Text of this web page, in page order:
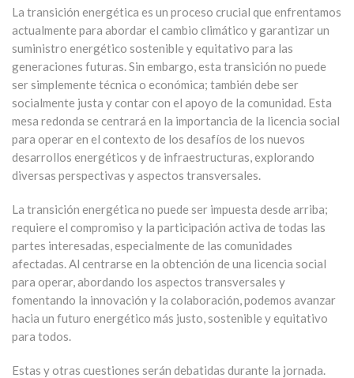
La transición energética es un proceso crucial que enfrentamos
actualmente para abordar el cambio climático y garantizar un
suministro energético sostenible y equitativo para las
generaciones futuras. Sin embargo, esta transición no puede
ser simplemente técnica o económica; también debe ser
socialmente justa y contar con el apoyo de la comunidad. Esta
mesa redonda se centrará en la importancia de la licencia social
para operar en el contexto de los desafíos de los nuevos
desarrollos energéticos y de infraestructuras, explorando
diversas perspectivas y aspectos transversales.
La transición energética no puede ser impuesta desde arriba;
requiere el compromiso y la participación activa de todas las
partes interesadas, especialmente de las comunidades
afectadas. Al centrarse en la obtención de una licencia social
para operar, abordando los aspectos transversales y
fomentando la innovación y la colaboración, podemos avanzar
hacia un futuro energético más justo, sostenible y equitativo
para todos.
Estas y otras cuestiones serán debatidas durante la jornada.